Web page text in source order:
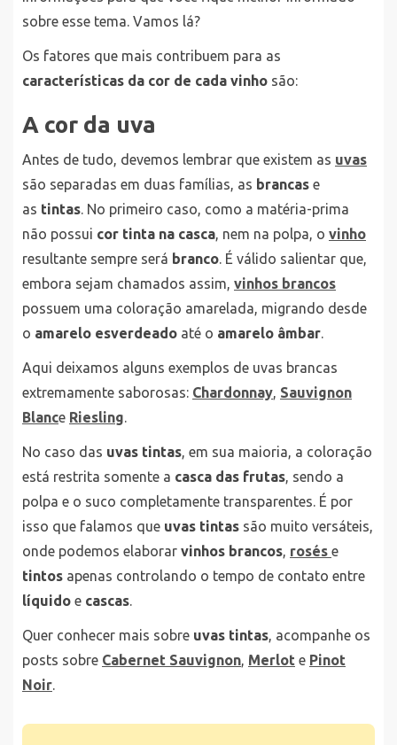
sobre esse tema. Vamos lá?
Os fatores que mais contribuem para as
características da cor de cada vinho são:
A cor da uva
Antes de tudo, devemos lembrar que existem as uvas
são separadas em duas famílias, as brancas e
as tintas. No primeiro caso, como a matéria-prima
não possui cor tinta na casca, nem na polpa, o vinho
resultante sempre será branco. É válido salientar que,
embora sejam chamados assim, vinhos brancos
possuem uma coloração amarelada, migrando desde
o amarelo esverdeado até o amarelo âmbar.
Aqui deixamos alguns exemplos de uvas brancas
extremamente saborosas: Chardonnay, Sauvignon
Blance Riesling.
No caso das uvas tintas, em sua maioria, a coloração
está restrita somente a casca das frutas, sendo a
polpa e o suco completamente transparentes. É por
isso que falamos que uvas tintas são muito versáteis,
onde podemos elaborar vinhos brancos, rosés e
tintos apenas controlando o tempo de contato entre
líquido e cascas.
Quer conhecer mais sobre uvas tintas, acompanhe os
posts sobre Cabernet Sauvignon, Merlot e Pinot
Noir.